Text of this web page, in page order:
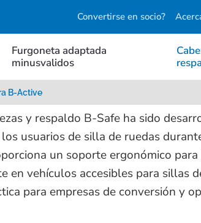
Convertirse en socio?
Furgoneta adaptada
minusvalidos
B-Active Cabezal
y respaldo B-Safe ha sido
usuarios de silla de ruedas
un soporte ergonómico
en vehículos accesibles para sillas
para empresas de conversión y